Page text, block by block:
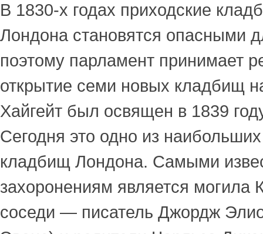
В 1830-х годах приходские
Лондона становятся опасными
поэтому парламент принимает
открытие семи новых кладбищ
Хайгейт был освящен в 1839
Сегодня это одно из
кладбищ Лондона. Самыми
захоронениям является могила
соседи — писатель Джордж